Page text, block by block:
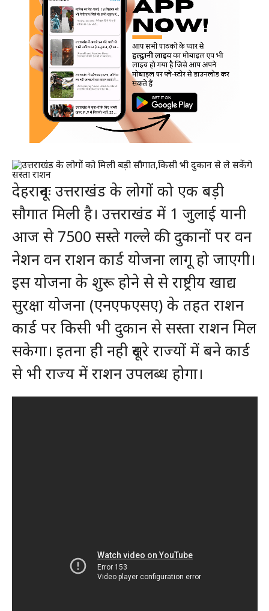
देहरादूनः उत्तराखंड के लोगों को एक बड़ी
सौगात मिली है। उत्तराखंड में 1 जुलाई यानी
आज से 7500 सस्ते गल्ले की दुकानों पर वन
नेशन वन राशन कार्ड योजना लागू हो जाएगी।
इस योजना के शुरू होने से से राष्ट्रीय खाद्य
सुरक्षा योजना (एनएफएसए) के तहत राशन
कार्ड पर किसी भी दुकान से सस्ता राशन मिल
सकेगा। इतना ही नही दूसरे राज्यों में बने कार्ड
से भी राज्य में राशन उपलब्ध होगा।